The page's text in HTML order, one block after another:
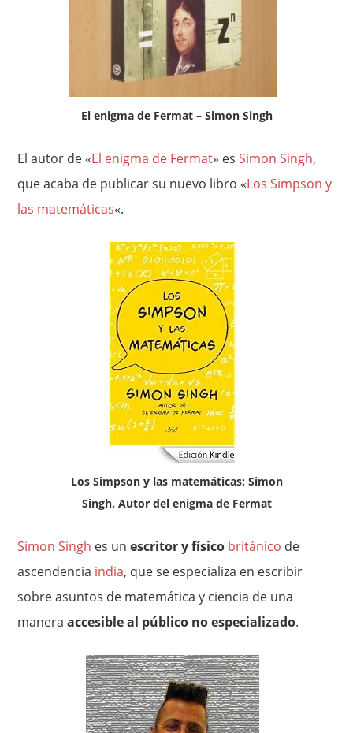
El enigma de Fermat – Simon Singh
El autor de «El enigma de Fermat» esSimon Singh,
que acaba de publicar su nuevo libro «Los Simpson y
las matemáticas«.
Los Simpson y las matemáticas: Simon
Singh. Autor del enigma de Fermat
Simon Singh es unescritor y físico británico de
ascendencia india, que se especializa en escribir
sobre asuntos de matemática y ciencia de una
maneraaccesible al público no especializado.